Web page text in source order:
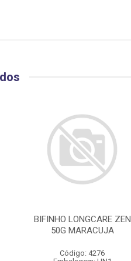
BIFINHO LONGCARE ZEN
50G MARACUJA
Código: 4276